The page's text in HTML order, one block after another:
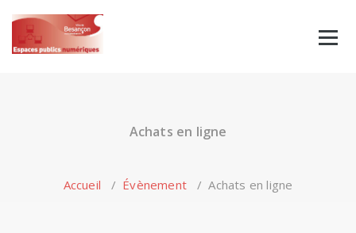
content
Achats en ligne
Accueil / Évènement /Achats en ligne